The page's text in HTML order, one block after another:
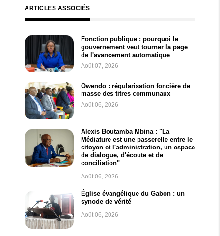
ARTICLES ASSOCIÉS
Fonction publique : pourquoi le
gouvernement veut tourner la page
de l'avancement automatique
Août 07, 2026
Owendo : régularisation foncière de
masse des titres communaux
Août 06, 2026
Alexis Boutamba Mbina : "La
Médiature est une passerelle entre le
citoyen et l'administration, un espace
de dialogue, d'écoute et de
conciliation"
Août 06, 2026
Église évangélique du Gabon : un
synode de vérité
Août 06, 2026